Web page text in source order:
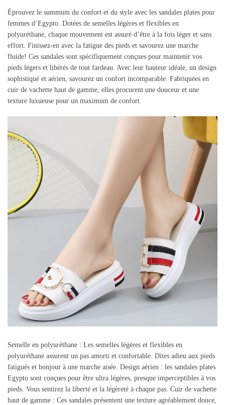
Éprouvez le summum du confort et du style avec les sandales plates pour
femmes d’Egypto. Dotées de semelles légères et flexibles en
polyuréthane, chaque mouvement est assuré d’être à la fois léger et sans
effort. Finissez-en avec la fatigue des pieds et savourez une marche
fluide! Ces sandales sont spécifiquement conçues pour maintenir vos
pieds légers et libérés de tout fardeau. Avec leur hauteur idéale, un design
sophistiqué et aérien, savourez un confort incomparable. Fabriquées en
cuir de vachette haut de gamme, elles procurent une douceur et une
texture luxueuse pour un maximum de confort.
Semelle en polyuréthane : Les semelles légères et flexibles en
polyuréthane assurent un pas amorti et confortable. Dites adieu aux pieds
fatigués et bonjour à une marche aisée. Design aérien : les sandales plates
Egypto sont conçues pour être ultra légères, presque imperceptibles à vos
pieds. Vous sentirez la liberté et la légèreté à chaque pas. Cuir de vachette
haut de gamme : Ces sandales présentent une texture agréablement douce,